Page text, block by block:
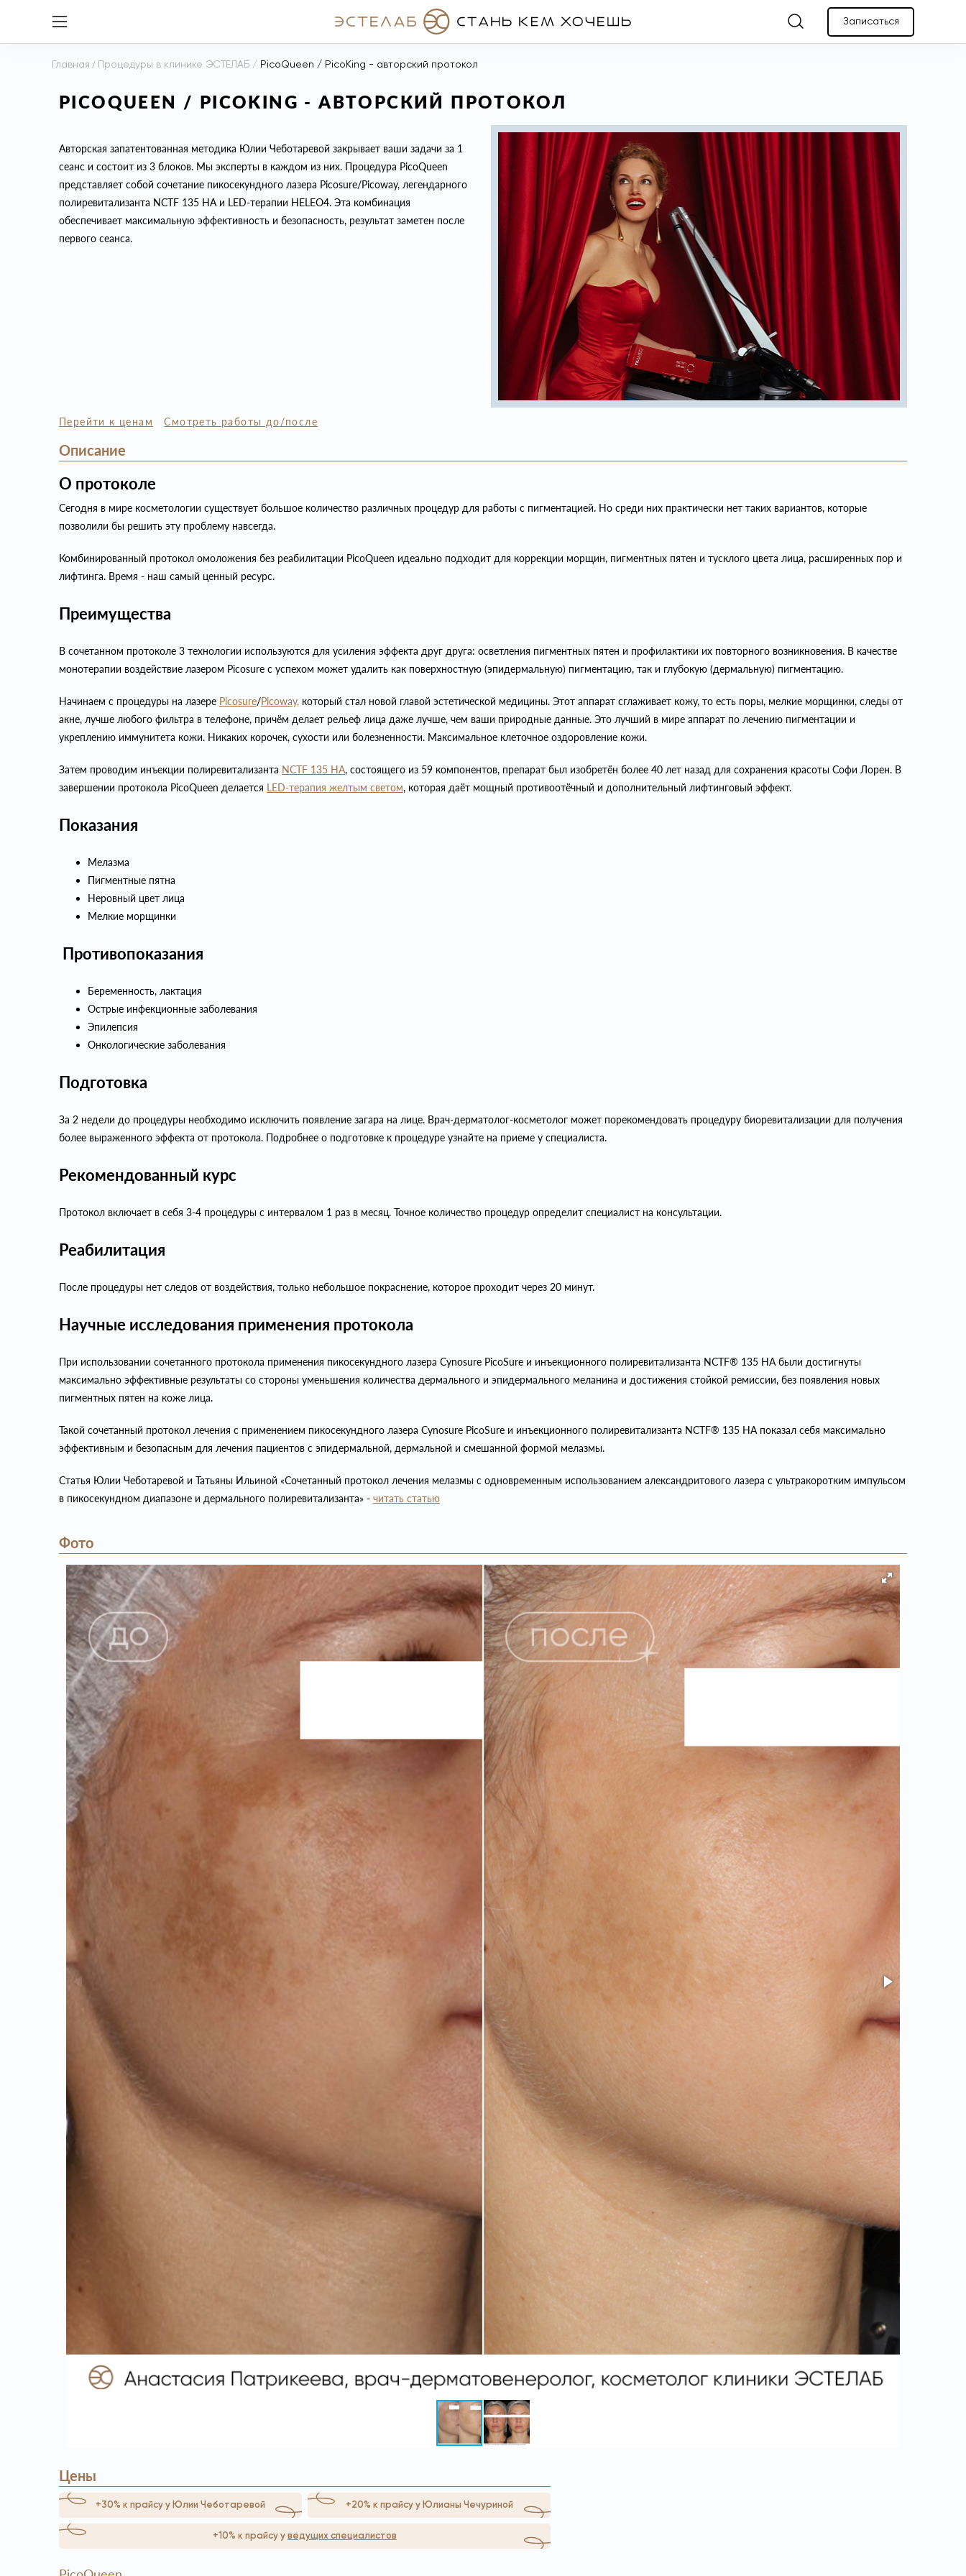
Записаться
Главная / Процедуры в клинике ЭСТЕЛАБ / PicoQueen / PicoKing - авторский протокол
PICOQUEEN / PICOKING - АВТОРСКИЙ ПРОТОКОЛ
Авторская запатентованная методика Юлии Чеботаревой закрывает ваши задачи за 1
сеанс и состоит из 3 блоков. Мы эксперты в каждом из них. Процедура PicoQueen
представляет собой сочетание пикосекундного лазера Picosure/Picoway, легендарного
полиревитализанта NCTF 135 HA и LED-терапии HELEO4. Эта комбинация
обеспечивает максимальную эффективность и безопасность, результат заметен после
первого сеанса.
Перейти к ценам Смотреть работы до/после
Описание
О протоколе
Сегодня в мире косметологии существует большое количество различных процедур для работы с пигментацией. Но среди них практически нет таких вариантов, которые
позволили бы решить эту проблему навсегда.
Комбинированный протокол омоложения без реабилитации PicoQueen идеально подходит для коррекции морщин, пигментных пятен и тусклого цвета лица, расширенных пор и
лифтинга. Время - наш самый ценный ресурс.
Преимущества
В сочетанном протоколе 3 технологии используются для усиления эффекта друг друга: осветления пигментных пятен и профилактики их повторного возникновения. В качестве
монотерапии воздействие лазером Picosurе с успехом может удалить как поверхностную (эпидермальную) пигментацию, так и глубокую (дермальную) пигментацию.
Начинаем с процедуры на лазере Picosure/Picoway, который стал новой главой эстетической медицины. Этот аппарат сглаживает кожу, то есть поры, мелкие морщинки, следы от
акне, лучше любого фильтра в телефоне, причём делает рельеф лица даже лучше, чем ваши природные данные. Это лучший в мире аппарат по лечению пигментации и
укреплению иммунитета кожи. Никаких корочек, сухости или болезненности. Максимальное клеточное оздоровление кожи.
Затем проводим инъекции полиревитализанта NCTF 135 HA, состоящего из 59 компонентов, препарат был изобретён более 40 лет назад для сохранения красоты Софи Лорен. В
завершении протокола PicoQueen делается LED-терапия желтым светом, которая даёт мощный противоотёчный и дополнительный лифтинговый эффект.
Показания
Мелазма
Пигментные пятна
Неровный цвет лица
Мелкие морщинки
Противопоказания
Беременность, лактация
Острые инфекционные заболевания
Эпилепсия
Онкологические заболевания
Подготовка
За 2 недели до процедуры необходимо исключить появление загара на лице. Врач-дерматолог-косметолог может порекомендовать процедуру биоревитализации для получения
более выраженного эффекта от протокола. Подробнее о подготовке к процедуре узнайте на приеме у специалиста.
Рекомендованный курс
Протокол включает в себя 3-4 процедуры с интервалом 1 раз в месяц. Точное количество процедур определит специалист на консультации.
Реабилитация
После процедуры нет следов от воздействия, только небольшое покраснение, которое проходит через 20 минут.
Научные исследования применения протокола
При использовании сочетанного протокола применения пикосекундного лазера Cynosure PicoSure и инъекционного полиревитализанта NCTF® 135 НА были достигнуты
максимально эффективные результаты со стороны уменьшения количества дермального и эпидермального меланина и достижения стойкой ремиссии, без появления новых
пигментных пятен на коже лица.
Такой сочетанный протокол лечения с применением пикосекундного лазера Cynosure PicoSure и инъекционного полиревитализанта NCTF®️ 135 НА показал себя максимально
эффективным и безопасным для лечения пациентов с эпидермальной, дермальной и смешанной формой мелазмы.
Статья Юлии Чеботаревой и Татьяны Ильиной «Сочетанный протокол лечения мелазмы с одновременным использованием александритового лазера с ультракоротким импульсом
в пикосекундном диапазоне и дермального полиревитализанта» - читать статью
Фото
Цены
+30% к прайсу у Юлии Чеботаревой +20% к прайсу у Юлианы Чечуриной
+10% к прайсу у ведущих специалистов